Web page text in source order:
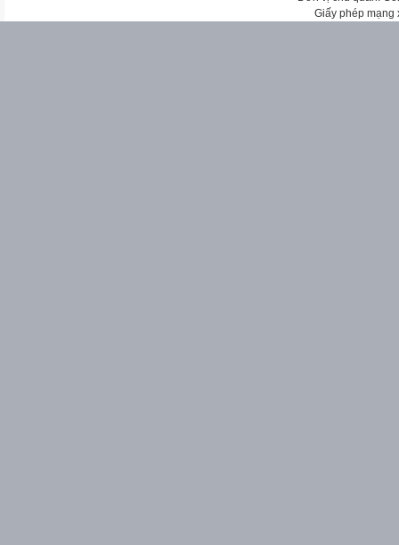
Giấy phép mạng